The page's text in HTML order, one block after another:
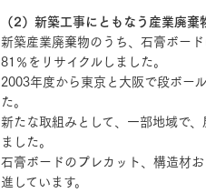
（2）新築工事にともなう産業廃
新築産業廃棄物のうち、石膏ボー
81％をリサイクルしました。
2003年度から東京と大阪で段ボー
た。
新たな取組みとして、一部地域で
ました。
石膏ボードのプレカット、構造材
進しています。